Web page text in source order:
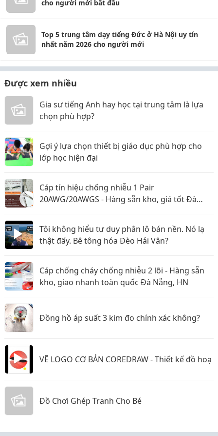
cho người mới bắt đầu
Top 5 trung tâm dạy tiếng Đức ở Hà Nội uy tín
nhất năm 2026 cho người mới
Được xem nhiều
Gia sư tiếng Anh hay học tại trung tâm là lựa
chọn phù hợp?
Gợi ý lựa chọn thiết bị giáo dục phù hợp cho
lớp học hiện đại
Cáp tín hiệu chống nhiễu 1 Pair
20AWG/20AWGS - Hàng sẵn kho, giá tốt Đà
Tôi không hiểu tư duy phân lô bán nền. Nó lạ
thật đấy. Bê tông hóa Đèo Hải Vân?
Cáp chống cháy chống nhiễu 2 lõi - Hàng sẵn
kho, giao nhanh toàn quốc Đà Nẵng, HN
Đồng hồ áp suất 3 kim đo chính xác không?
VẼ LOGO CƠ BẢN COREDRAW - Thiết kế đồ hoạ
Đồ Chơi Ghép Tranh Cho Bé